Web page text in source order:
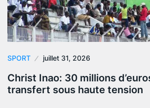
SPORT juillet 31, 2026
Christ Inao: 30 millions
transfert sous haute tension